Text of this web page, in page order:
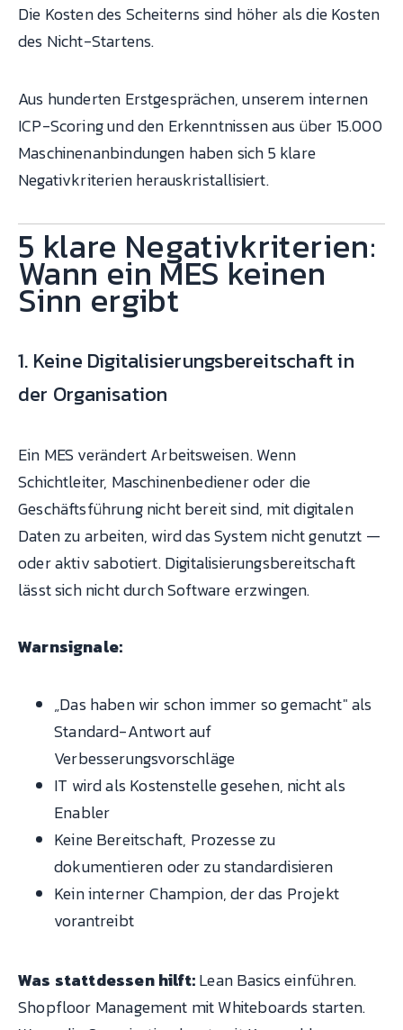
Die Kosten des Scheiterns sind höher als die Kosten
des Nicht-Startens.
Aus hunderten Erstgesprächen, unserem internen
ICP-Scoring und den Erkenntnissen aus über 15.000
Maschinenanbindungen haben sich 5 klare
Negativkriterien herauskristallisiert.
5 klare Negativkriterien:
Wann ein MES keinen
Sinn ergibt
1. Keine Digitalisierungsbereitschaft in
der Organisation
Ein MES verändert Arbeitsweisen. Wenn
Schichtleiter, Maschinenbediener oder die
Geschäftsführung nicht bereit sind, mit digitalen
Daten zu arbeiten, wird das System nicht genutzt —
oder aktiv sabotiert. Digitalisierungsbereitschaft
lässt sich nicht durch Software erzwingen.
Warnsignale:
„Das haben wir schon immer so gemacht" als
Standard-Antwort auf
Verbesserungsvorschläge
IT wird als Kostenstelle gesehen, nicht als
Enabler
Keine Bereitschaft, Prozesse zu
dokumentieren oder zu standardisieren
Kein interner Champion, der das Projekt
vorantreibt
Was stattdessen hilft:Lean Basics einführen.
Shopfloor Management mit Whiteboards starten.